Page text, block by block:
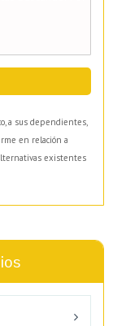
a sus dependientes,
en relación a
existentes